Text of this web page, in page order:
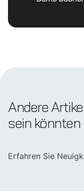
Andere
sein könnten
Erfahren Sie